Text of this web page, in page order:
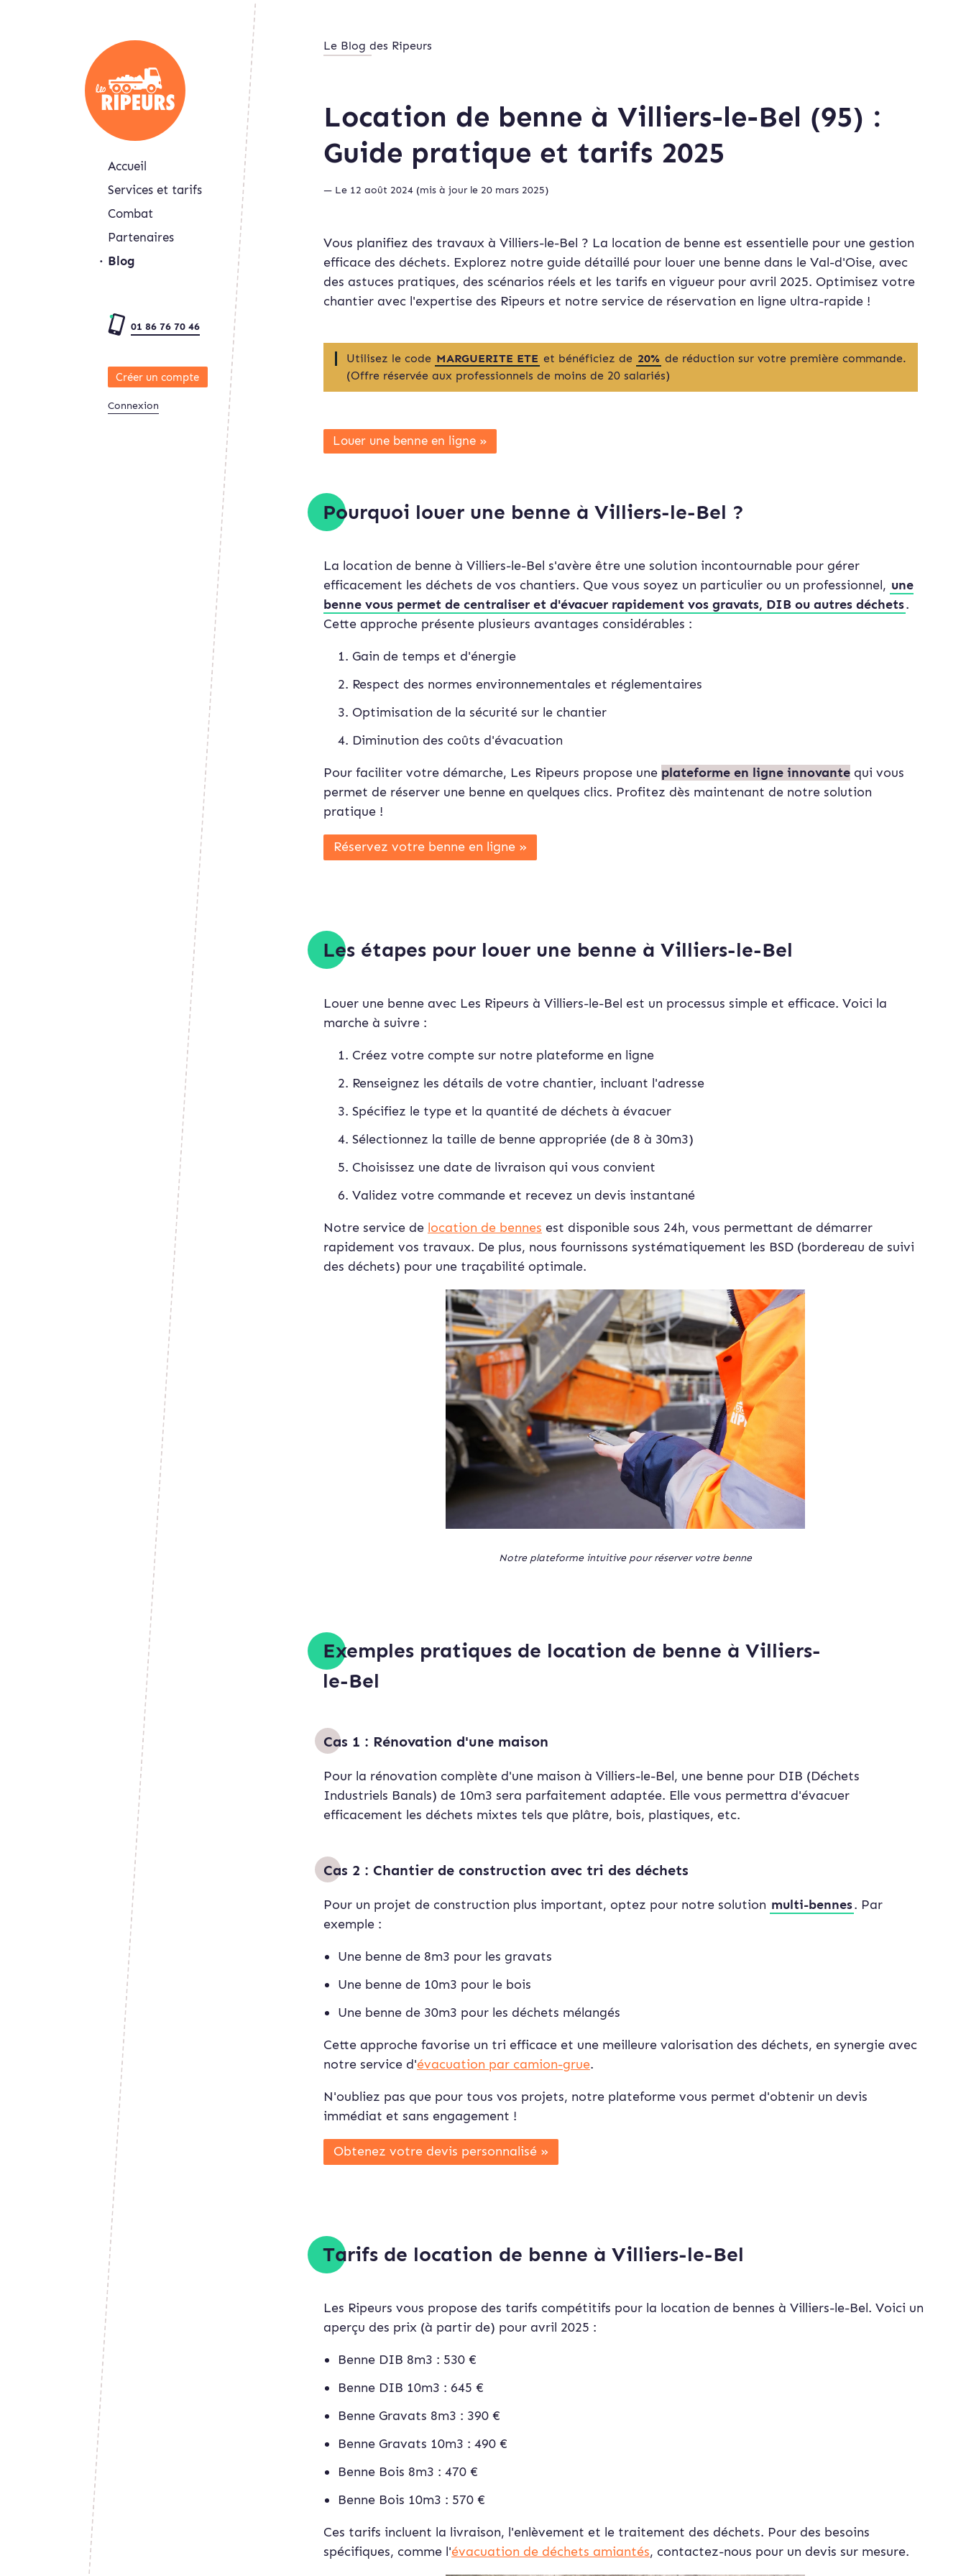
Accueil
Services et tarifs
Combat
Partenaires
Blog
01 86 76 70 46
Créer un compte
Connexion
Le Blog des Ripeurs
Location de benne à Villiers-le-Bel (95) :
Guide pratique et tarifs 2025
— Le 12 août 2024 (mis à jour le 20 mars 2025)
Vous planifiez des travaux à Villiers-le-Bel ? La location de benne est essentielle pour une gestion
efficace des déchets. Explorez notre guide détaillé pour louer une benne dans le Val-d'Oise, avec
des astuces pratiques, des scénarios réels et les tarifs en vigueur pour avril 2025. Optimisez votre
chantier avec l'expertise des Ripeurs et notre service de réservation en ligne ultra-rapide !
Utilisez le code MARGUERITE ETE et bénéficiez de 20% de réduction sur votre première commande.
(Offre réservée aux professionnels de moins de 20 salariés)
Louer une benne en ligne »
Pourquoi louer une benne à Villiers-le-Bel ?
La location de benne à Villiers-le-Bel s'avère être une solution incontournable pour gérer
efficacement les déchets de vos chantiers. Que vous soyez un particulier ou un professionnel, une
benne vous permet de centraliser et d'évacuer rapidement vos gravats, DIB ou autres déchets.
Cette approche présente plusieurs avantages considérables :
Gain de temps et d'énergie
Respect des normes environnementales et réglementaires
Optimisation de la sécurité sur le chantier
Diminution des coûts d'évacuation
Pour faciliter votre démarche, Les Ripeurs propose une plateforme en ligne innovante qui vous
permet de réserver une benne en quelques clics. Profitez dès maintenant de notre solution
pratique !
Réservez votre benne en ligne »
Les étapes pour louer une benne à Villiers-le-Bel
Louer une benne avec Les Ripeurs à Villiers-le-Bel est un processus simple et efficace. Voici la
marche à suivre :
Créez votre compte sur notre plateforme en ligne
Renseignez les détails de votre chantier, incluant l'adresse
Spécifiez le type et la quantité de déchets à évacuer
Sélectionnez la taille de benne appropriée (de 8 à 30m3)
Choisissez une date de livraison qui vous convient
Validez votre commande et recevez un devis instantané
Notre service de location de bennes est disponible sous 24h, vous permettant de démarrer
rapidement vos travaux. De plus, nous fournissons systématiquement les BSD (bordereau de suivi
des déchets) pour une traçabilité optimale.
Notre plateforme intuitive pour réserver votre benne
Exemples pratiques de location de benne à Villiers-
le-Bel
Cas 1 : Rénovation d'une maison
Pour la rénovation complète d'une maison à Villiers-le-Bel, une benne pour DIB (Déchets
Industriels Banals) de 10m3 sera parfaitement adaptée. Elle vous permettra d'évacuer
efficacement les déchets mixtes tels que plâtre, bois, plastiques, etc.
Cas 2 : Chantier de construction avec tri des déchets
Pour un projet de construction plus important, optez pour notre solution multi-bennes. Par
exemple :
Une benne de 8m3 pour les gravats
Une benne de 10m3 pour le bois
Une benne de 30m3 pour les déchets mélangés
Cette approche favorise un tri efficace et une meilleure valorisation des déchets, en synergie avec
notre service d'évacuation par camion-grue.
N'oubliez pas que pour tous vos projets, notre plateforme vous permet d'obtenir un devis
immédiat et sans engagement !
Obtenez votre devis personnalisé »
Tarifs de location de benne à Villiers-le-Bel
Les Ripeurs vous propose des tarifs compétitifs pour la location de bennes à Villiers-le-Bel. Voici un
aperçu des prix (à partir de) pour avril 2025 :
Benne DIB 8m3 : 530 €
Benne DIB 10m3 : 645 €
Benne Gravats 8m3 : 390 €
Benne Gravats 10m3 : 490 €
Benne Bois 8m3 : 470 €
Benne Bois 10m3 : 570 €
Ces tarifs incluent la livraison, l'enlèvement et le traitement des déchets. Pour des besoins
spécifiques, comme l'évacuation de déchets amiantés, contactez-nous pour un devis sur mesure.